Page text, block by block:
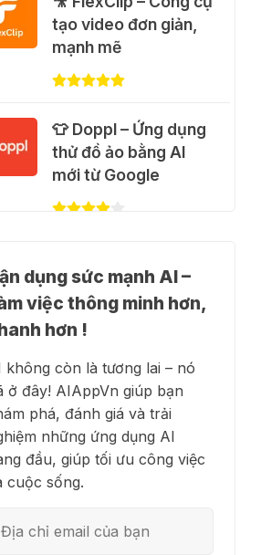
💃 Tạo video AI nhảy
múa với Google Flow
Motion Control
31 Thg 07 2026
🐈 Nhận miễn phí 30
video AI + 100 hình
ảnh mỗi ngày với
Dola.com
🎁 Hướng dẫn nhận
Google Plus 12 tháng
miễn phí
Cảnh báo: Xuất hiện
script và hướng dẫn
giả mạo giúp "mở
khóa" Claude Max
20x miễn phí
tạo video đơn giản,
mạnh mẽ
👕 Doppl – Ứng dụng
thử đồ ảo bằng AI
mới từ Google
Trợ lý nghiên cứu AI
biến tài liệu thành tri
thức
👗 Higgsfield AI –
Biến ý tưởng thành
phim chất lượng cao
💻 Blackbox AI - Trợ
dụng sức mạnh AI –
việc thông minh hơn,
hơn !
không còn là tương lai – nó
ở đây! AIAppVn giúp bạn
phá, đánh giá và trải
những ứng dụng AI
đầu, giúp tối ưu công việc
cuộc sống.